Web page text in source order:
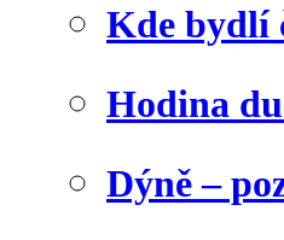
Kde bydlí
Hodina
Dýně –